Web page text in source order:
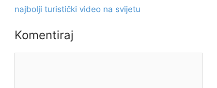
najbolji turistički video na svijetu
Komentiraj